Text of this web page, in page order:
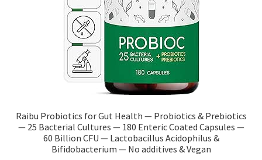
Raibu Probiotics for Gut Health — Probiotics & Prebiotics
— 25 Bacterial Cultures — 180 Enteric Coated Capsules —
60 Billion CFU — Lactobacillus Acidophilus &
Bifidobacterium — No additives & Vegan